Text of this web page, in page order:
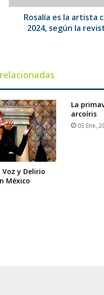
2024,
segúnRosalía es la artista
2024, según la
y Delirio
México
La
arcoíris
03 Ene,